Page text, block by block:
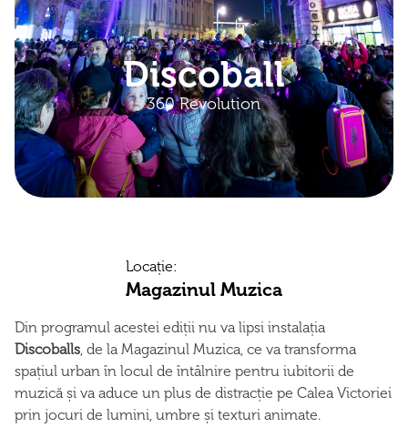
Discoball
360 Revolution
Locație:
Magazinul Muzica
Din programul acestei ediții nu va lipsi instalația
Discoballs, de la Magazinul Muzica, ce va transforma
spațiul urban în locul de întâlnire pentru iubitorii de
muzică și va aduce un plus de distracție pe Calea Victoriei
prin jocuri de lumini, umbre și texturi animate.